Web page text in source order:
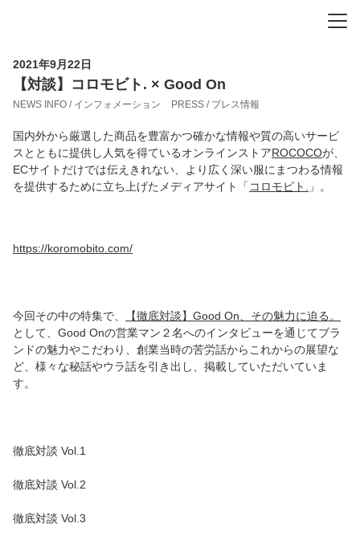
2021年9月22日
【対談】コロモビト. × Good On
NEWS INFO / インフォメーション PRESS / プレス情報
国内外から厳選した商品を豊富かつ確かな情報や質の高いサービ
スとともに提供し人気を得ているオンラインストアROCOCOが、
ECサイトだけでは伝えきれない、より広く深い服にまつわる情報
を提供するために立ち上げたメディアサイト「 コロモビト. 」。
https://koromobito.com/
今回その中の特集で、
【徹底対談】Good On、その魅力に迫る。
として、Good Onの営業マン２名へのインタビューを通じてブラ
ンドの魅力やこだわり、創業当時の苦労話からこれからの展望な
ど、様々な秘話やウラ話を引き出し、掲載していただいていま
す。
徹底対談 Vol.1
徹底対談 Vol.2
徹底対談 Vol.3